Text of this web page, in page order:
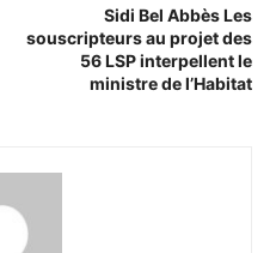
Sidi Bel Abbès Les
souscripteurs au projet des
56 LSP interpellent le
ministre de l’Habitat